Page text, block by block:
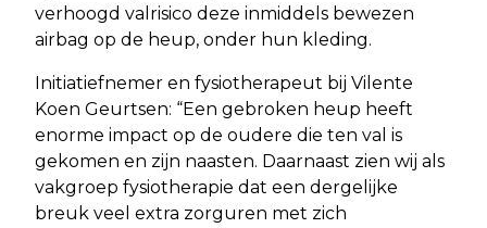
verhoogd valrisico deze inmiddels bewezen
airbag op de heup, onder hun kleding.
Initiatiefnemer en fysiotherapeut bij Vilente
Koen Geurtsen: “Een gebroken heup heeft
enorme impact op de oudere die ten val is
gekomen en zijn naasten. Daarnaast zien wij als
vakgroep fysiotherapie dat een dergelijke
breuk veel extra zorguren met zich